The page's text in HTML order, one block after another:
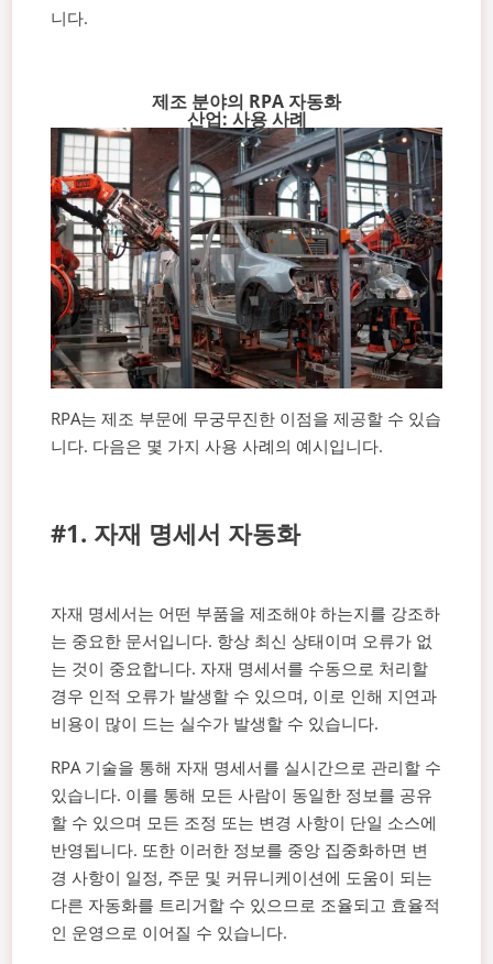
니다.
제조 분야의 RPA 자동화
산업: 사용 사례
RPA는 제조 부문에 무궁무진한 이점을 제공할 수 있습
니다. 다음은 몇 가지 사용 사례의 예시입니다.
#1. 자재 명세서 자동화
자재 명세서는 어떤 부품을 제조해야 하는지를 강조하
는 중요한 문서입니다. 항상 최신 상태이며 오류가 없
는 것이 중요합니다. 자재 명세서를 수동으로 처리할
경우 인적 오류가 발생할 수 있으며, 이로 인해 지연과
비용이 많이 드는 실수가 발생할 수 있습니다.
RPA 기술을 통해 자재 명세서를 실시간으로 관리할 수
있습니다. 이를 통해 모든 사람이 동일한 정보를 공유
할 수 있으며 모든 조정 또는 변경 사항이 단일 소스에
반영됩니다. 또한 이러한 정보를 중앙 집중화하면 변
경 사항이 일정, 주문 및 커뮤니케이션에 도움이 되는
다른 자동화를 트리거할 수 있으므로 조율되고 효율적
인 운영으로 이어질 수 있습니다.